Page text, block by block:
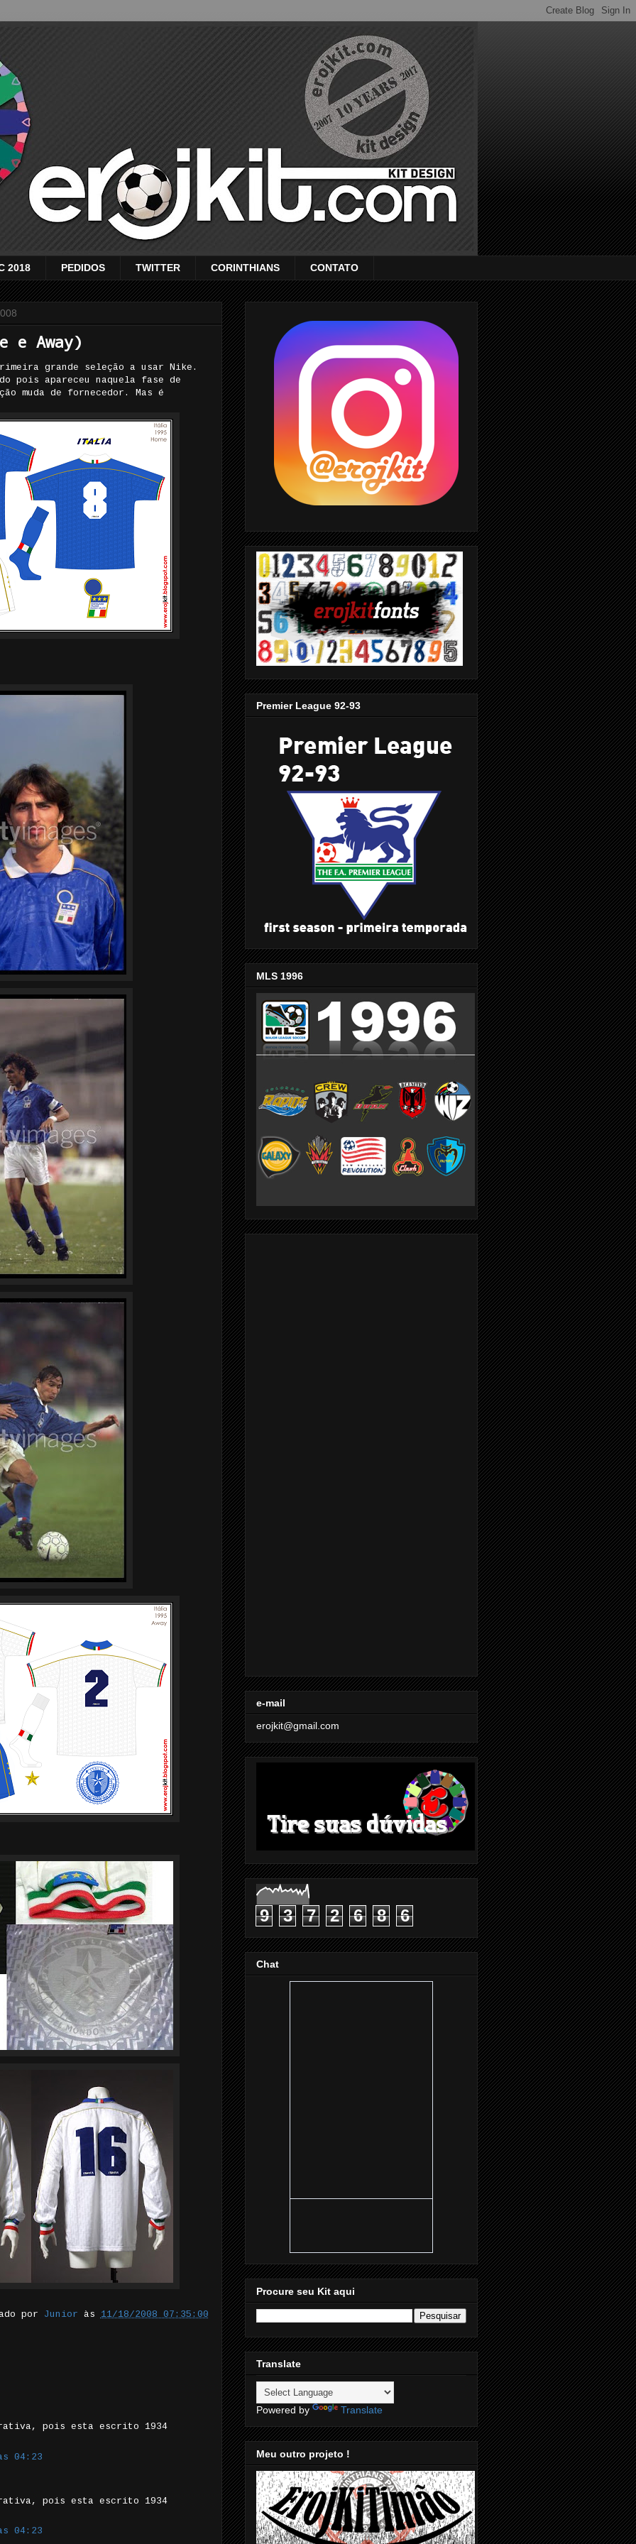
2018 PEDIDOS TWITTER CORINTHIANS CONTATO
e Away)
grande seleção a usar Nike.
pois apareceu naquela fase de
muda de fornecedor. Mas é
por Junior às 11/18/2008 07:35:00
pois esta escrito 1934
04:23
pois esta escrito 1934
04:23
Premier League 92-93
MLS 1996
e-mail
erojkit@gmail.com
9 3 7 2 6 8 6
Chat
Procure seu Kit aqui
Translate
Powered by Translate
Meu outro projeto !